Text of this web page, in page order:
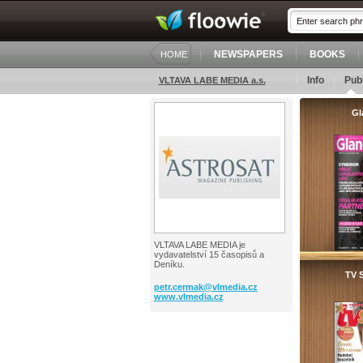
HOME NEWSPAPERS BOOKS
VLTAVA LABE MEDIA a.s. Info
VLTAVA LABE MEDIA je
vydavatelství 15 časopisů a
Deníku.
petr.cermak@vlmedia.cz
www.vlmedia.cz
TV